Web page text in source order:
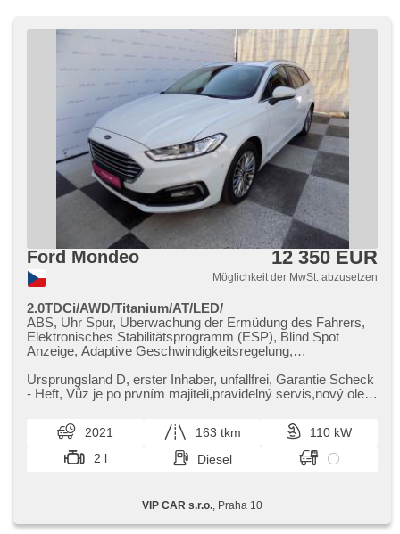
Ford Mondeo 12 350 EUR
Möglichkeit der MwSt. abzusetzen
2.0TDCi/AWD/Titanium/AT/LED/
ABS, Uhr Spur, Überwachung der Ermüdung des Fahrers,
Elektronisches Stabilitätsprogramm (ESP), Blind Spot
Anzeige, Adaptive Geschwindigkeitsregelung,
přední, Tempomat, Zentralverriegelung mit
Funkfernbedienung, bezklíčové odemykání, El.
Servolenkung, Reifendrucksensor, beheizte Frontscheibe,
Beifahrerairbagdeaktivierung, El. Deckel des Kofferraums,
Scheibenwischersensor, Dachscheibe, Navigation, Apple
CarPlay, Bluetooth, USB, Android Auto, Bordcomputer,
Alufelgen, Klimaautomatik, 2-Zonen Klimaanlage, 6x Airbag,
Antriebsschlupfregelung (ASR), asistent jízdy v jízdním
Ursprungsland D,​ erster Inhaber,​ unfallfrei,​ Garantie Scheck​
- Heft,​ Vůz je po prvním majiteli,​pravidelný servis,​nový olej v
2021 163 tkm
110 kW
2 l
Diesel
VIP CAR s.r.o. , Praha 10